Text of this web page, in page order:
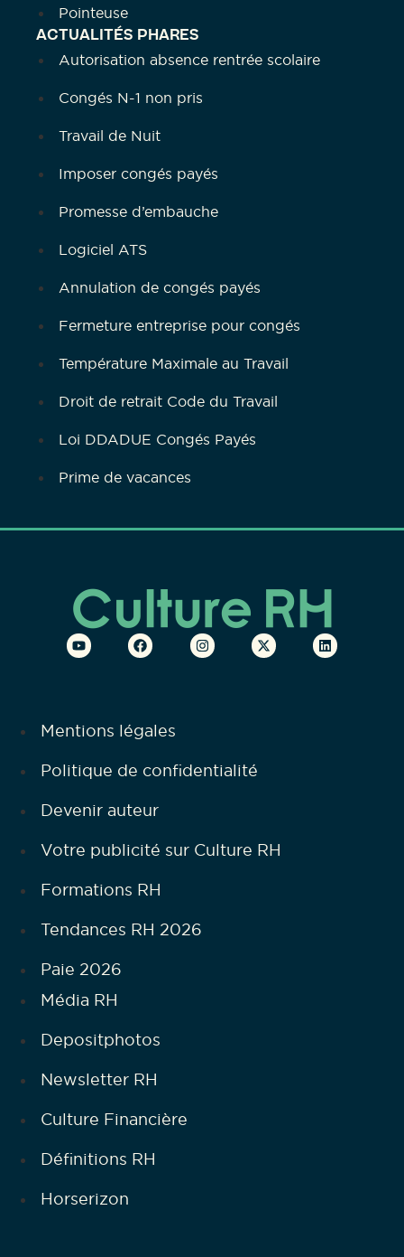
Pointeuse
ACTUALITÉS PHARES
Autorisation absence rentrée scolaire
Congés N-1 non pris
Travail de Nuit
Imposer congés payés
Promesse d’embauche
Logiciel ATS
Annulation de congés payés
Fermeture entreprise pour congés
Température Maximale au Travail
Droit de retrait Code du Travail
Loi DDADUE Congés Payés
Prime de vacances
Mentions légales
Politique de confidentialité
Devenir auteur
Votre publicité sur Culture RH
Formations RH
Tendances RH 2026
Paie 2026
Média RH
Depositphotos
Newsletter RH
Culture Financière
Définitions RH
Horserizon